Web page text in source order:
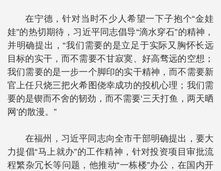
在宁德，针对当时不少人希望一下子抱个“金娃
娃”的热切期待，习近平同志倡导“滴水穿石”的精神，
并明确提出，“我们需要的是立足于实际又胸怀长远
目标的实干，而不需要不甘寂寞、好高骛远的空想；
我们需要的是一步一个脚印的实干精神，而不需要新
官上任只烧三把火希图侥幸成功的投机心理；我们需
要的是锲而不舍的韧劲，而不需要‘三天打鱼，两天晒
网’的散漫。”
在福州，习近平同志向全市干部明确提出，要大
力提倡“马上就办”的工作精神，针对投资项目审批流
程繁杂冗长等问题，他推动“一栋楼”办公，在国内开